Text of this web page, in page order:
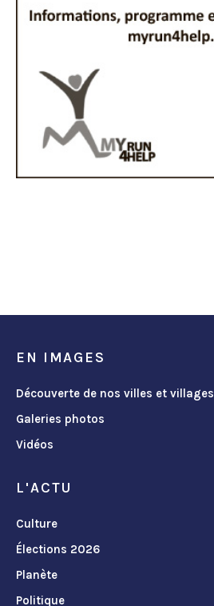
EN IMAGES
Découverte de nos villes et villages
Galeries photos
Vidéos
L'ACTU
Culture
Élections 2026
Planète
Politique